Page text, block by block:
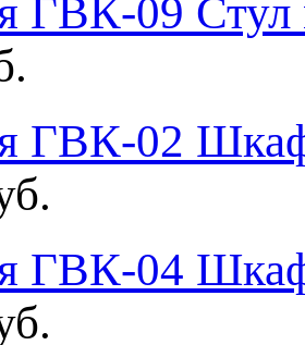
ГВК-09
ГВК-02
ГВК-04